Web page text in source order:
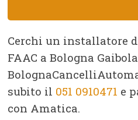
Cerchi un installatore
FAAC a Bologna
subito il 051 0910471 e
con Amatica.